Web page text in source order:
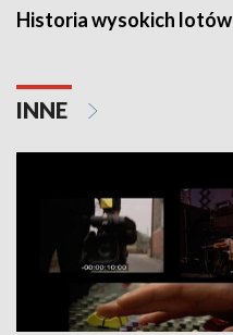
Historia wysokich lotów
INNE